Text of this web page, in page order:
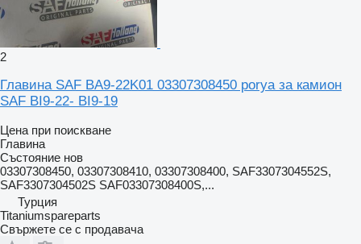
2
Главина SAF BA9-22K01 03307308450 porya за камион
SAF BI9-22- BI9-19
Цена при поискване
Главина
Състояние нов
03307308450, 03307308410, 03307308400, SAF3307304552S,
SAF3307304502S SAF03307308400S,...
Турция
Titaniumspareparts
Свържете се с продавача